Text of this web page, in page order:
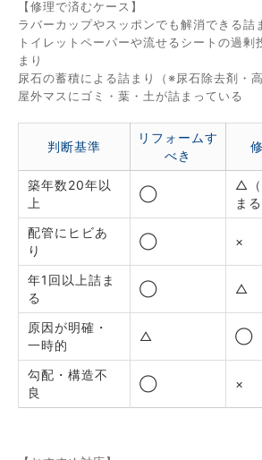
【修理で済むケース】
ラバーカップやスッポンでも解消できる詰
トイレットペーパーや流せるシートの過剰
まり
尿石の蓄積による詰まり（※尿石除去剤・
屋外マスにゴミ・葉・土が詰まっている
判断基準
リフォームす
べき
築年数20年以
上
◯
△（
まる
配管にヒビあ
り
◯ ×
年1回以上詰ま
る
◯ △
原因が明確・
一時的
△ ◯
勾配・構造不
良
◯ ×